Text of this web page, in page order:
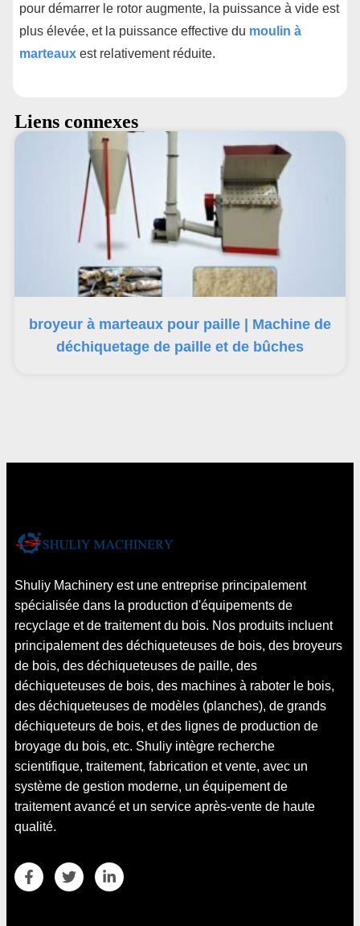
pour démarrer le rotor augmente, la puissance à vide est
plus élevée, et la puissance effective du moulin à
marteaux est relativement réduite.
Liens connexes
broyeur à marteaux pour paille | Machine de
déchiquetage de paille et de bûches
Shuliy Machinery est une entreprise principalement
spécialisée dans la production d'équipements de
recyclage et de traitement du bois. Nos produits incluent
principalement des déchiqueteuses de bois, des broyeurs
de bois, des déchiqueteuses de paille, des
déchiqueteuses de bois, des machines à raboter le bois,
des déchiqueteuses de modèles (planches), de grands
déchiqueteurs de bois, et des lignes de production de
broyage du bois, etc. Shuliy intègre recherche
scientifique, traitement, fabrication et vente, avec un
système de gestion moderne, un équipement de
traitement avancé et un service après-vente de haute
qualité.